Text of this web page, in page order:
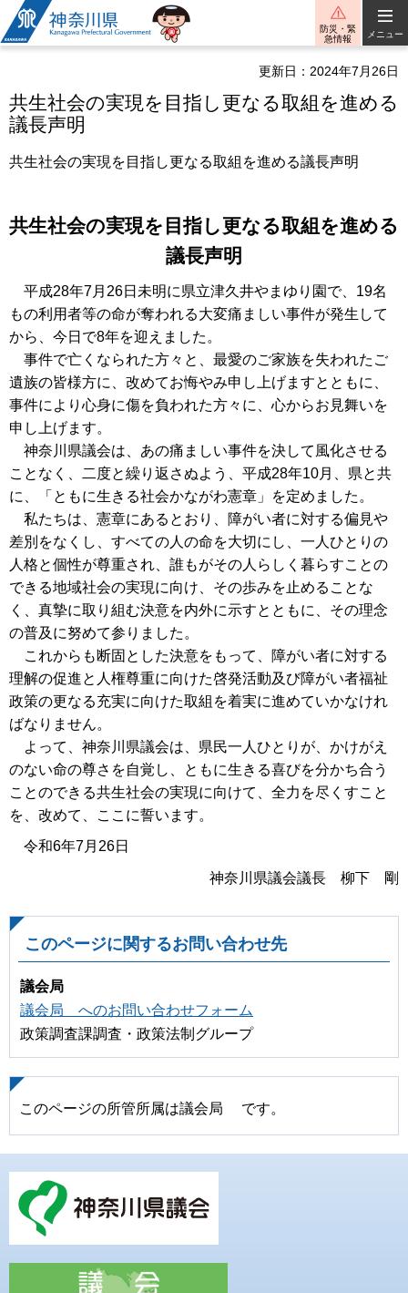
神奈川県
防災・緊
急情報
メニュー
更新日：2024年7月26日
共生社会の実現を目指し更なる取組を進める
議長声明
共生社会の実現を目指し更なる取組を進める議長声明
共生社会の実現を目指し更なる取組を進める
議長声明
平成28年7月26日未明に県立津久井やまゆり園で、19名
もの利用者等の命が奪われる大変痛ましい事件が発生して
から、今日で8年を迎えました。
事件で亡くなられた方々と、最愛のご家族を失われたご
遺族の皆様方に、改めてお悔やみ申し上げますとともに、
事件により心身に傷を負われた方々に、心からお見舞いを
申し上げます。
神奈川県議会は、あの痛ましい事件を決して風化させる
ことなく、二度と繰り返さぬよう、平成28年10月、県と共
に、「ともに生きる社会かながわ憲章」を定めました。
私たちは、憲章にあるとおり、障がい者に対する偏見や
差別をなくし、すべての人の命を大切にし、一人ひとりの
人格と個性が尊重され、誰もがその人らしく暮らすことの
できる地域社会の実現に向け、その歩みを止めることな
く、真摯に取り組む決意を内外に示すとともに、その理念
の普及に努めて参りました。
これからも断固とした決意をもって、障がい者に対する
理解の促進と人権尊重に向けた啓発活動及び障がい者福祉
政策の更なる充実に向けた取組を着実に進めていかなけれ
ばなりません。
よって、神奈川県議会は、県民一人ひとりが、かけがえ
のない命の尊さを自覚し、ともに生きる喜びを分かち合う
ことのできる共生社会の実現に向けて、全力を尽くすこと
を、改めて、ここに誓います。
令和6年7月26日
神奈川県議会議長 柳下 剛
このページに関するお問い合わせ先
議会局
議会局 へのお問い合わせフォーム
政策調査課調査・政策法制グループ
このページの所管所属は議会局 です。